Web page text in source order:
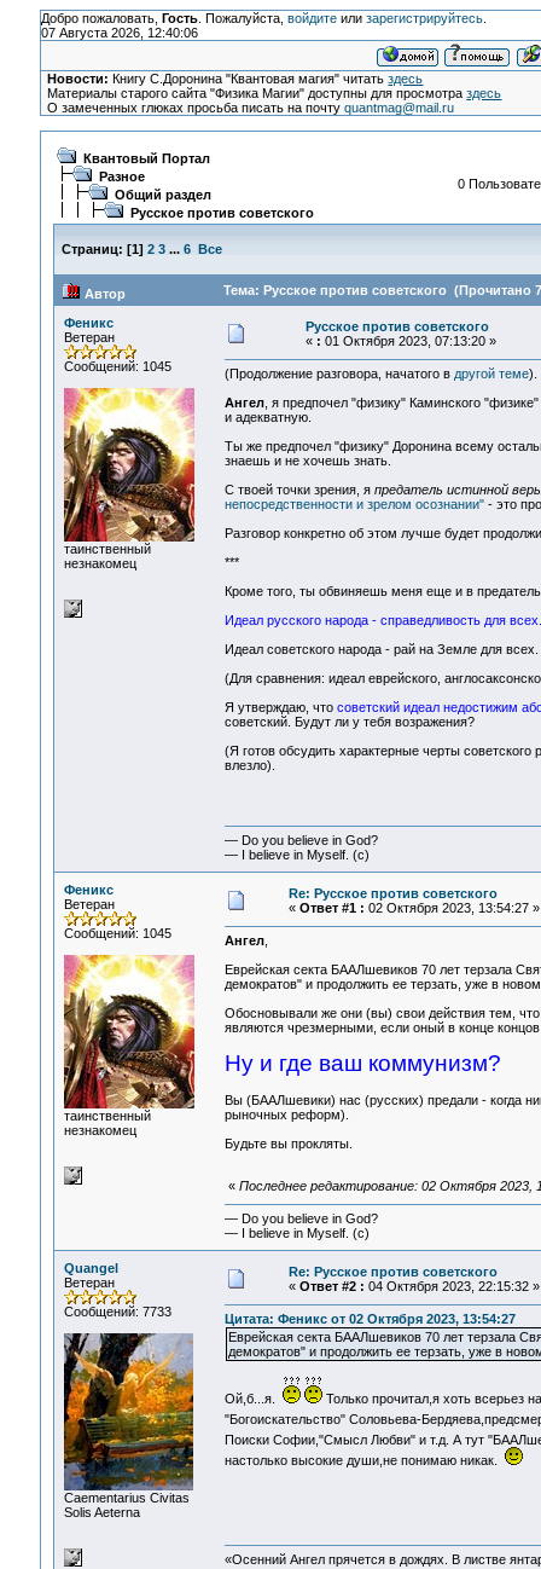
Добро пожаловать, Гость. Пожалуйста, войдитеили зарегистрируйтесь.
07 Августа 2026, 12:40:06
Новости: Книгу С.Доронина "Квантовая магия" читатьздесь
Материалы старого сайта "Физика Магии" доступны для просмотраздесь
О замеченных глюках просьба писать на почтуquantmag@mail.ru
Квантовый Портал
Разное
Общий раздел
Русское против советского
0
Страниц: [1] 2 3 ... 6 Все
Автор Тема: Русское против советского (Прочитано
Феникс
Ветеран
Сообщений: 1045
таинственный
незнакомец
Русское против советского
« : 01 Октября 2023, 07:13:20 »
(Продолжение разговора, начатого в другой теме).
Ангел, я предпочел "физику" Каминского
и адекватную.
Ты же предпочел "физику" Доронина всему
знаешь и не хочешь знать.
С твоей точки зрения, я предатель истинной
непосредственности и зрелом осознании"- это
Разговор конкретно об этом лучше будет
***
Кроме того, ты обвиняешь меня еще и в
Идеал русского народа - справедливость для всех.
Идеал советского народа - рай на Земле для всех.
(Для сравнения: идеал еврейского,
Я утверждаю, что советский идеал недостижим
советский. Будут ли у тебя возражения?
(Я готов обсудить характерные черты
влезло).
— Do you believe in God?
— I believe in Myself. (c)
Феникс
Ветеран
Сообщений: 1045
таинственный
незнакомец
Re: Русское против советского
« Ответ #1 : 02 Октября 2023, 13:54:27 »
Ангел,
Еврейская секта БААЛшевиков 70 лет терзала
демократов" и продолжить ее терзать, уже в
Обосновывали же они (вы) свои действия тем,
являются чрезмерными, если оный в конце концов
Ну и где ваш коммунизм?
Вы (БААЛшевики) нас (русских) предали - когда
рыночных реформ).
Будьте вы прокляты.
« Последнее редактирование: 02 Октября 2023,
— Do you believe in God?
— I believe in Myself. (c)
Quangel
Ветеран
Сообщений: 7733
Сaementarius Civitas
Solis Aeterna
Re: Русское против советского
« Ответ #2 : 04 Октября 2023, 22:15:32 »
Цитата: Феникс от 02 Октября 2023, 13:54:27
Еврейская секта БААЛшевиков 70 лет терзала
демократов" и продолжить ее терзать, уже в
Ой,б...я.
Только прочитал,я хоть всерьез
"Богоискательство" Соловьева-
Поиски Софии,"Смысл Любви" и т.д. А тут
настолько высокие души,не понимаю никак.
«Осенний Ангел прячется в дождях. В листве